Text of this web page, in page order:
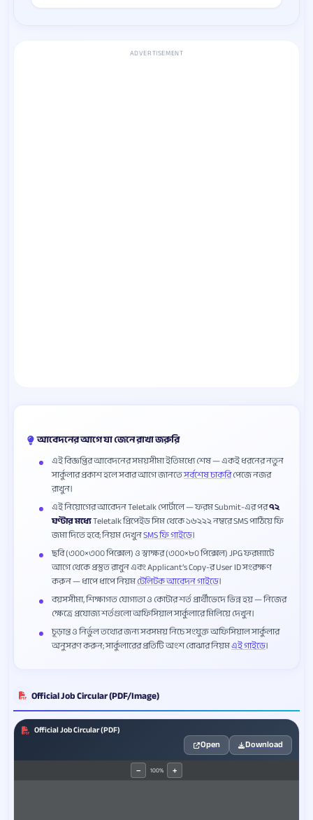
ADVERTISEMENT
আবেদনের আগে যা জেনে রাখা জরুরি
এই বিজ্ঞপ্তির আবেদনের সময়সীমা ইতিমধ্যে শেষ — একই ধরনের নতুন
সার্কুলার প্রকাশ হলে সবার আগে জানতেসর্বশেষ চাকরিপেজে নজর
রাখুন।
এই নিয়োগের আবেদন Teletalk পোর্টালে — ফরম Submit-এর পর৭২
ঘণ্টার মধ্যেTeletalk প্রিপেইড সিম থেকে ১৬২২২ নম্বরে SMS পাঠিয়ে ফি
জমা দিতে হবে; নিয়ম দেখুনSMS ফি গাইডে।
ছবি (৩০০×৩০০ পিক্সেল) ও স্বাক্ষর (৩০০×৮০ পিক্সেল) JPG ফরম্যাটে
আগে থেকে প্রস্তুত রাখুন এবং Applicant’s Copy-র User ID সংরক্ষণ
করুন — ধাপে ধাপে নিয়মটেলিটক আবেদন গাইডে।
বয়সসীমা, শিক্ষাগত যোগ্যতা ও কোটার শর্ত প্রার্থীভেদে ভিন্ন হয় — নিজের
ক্ষেত্রে প্রযোজ্য শর্তগুলো অফিসিয়াল সার্কুলারে মিলিয়ে দেখুন।
চূড়ান্ত ও নির্ভুল তথ্যের জন্য সবসময় নিচে সংযুক্ত অফিসিয়াল সার্কুলার
অনুসরণ করুন; সার্কুলারের প্রতিটি অংশ বোঝার নিয়মএই গাইডে।
Official Job Circular (PDF/Image)
Official Job Circular (PDF)
Open Download
− 100% +